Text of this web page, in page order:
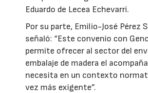
Eduardo de Lecea Echevarri.
Por su parte, Emilio-José Pérez
señaló: “Este convenio con
permite ofrecer al sector del
embalaje de madera el
necesita en un contexto
vez más exigente”.